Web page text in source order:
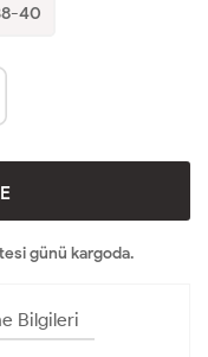
40
günü kargoda.
Bilgileri